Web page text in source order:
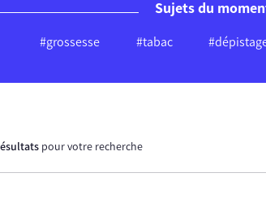
Sujets du
#grossesse #tabac
pour votre recherche